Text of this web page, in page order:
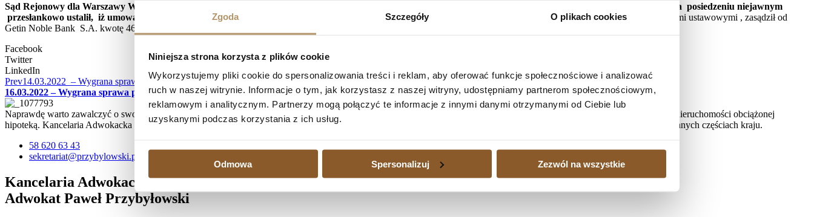
Zgoda Szczegóły O plikach cookies
Niniejsza strona korzysta z plików cookie
Wykorzystujemy pliki cookie do spersonalizowania treści i reklam, aby oferować funkcje społecznościowe i analizować
ruch w naszej witrynie. Informacje o tym, jak korzystasz z naszej witryny, udostępniamy partnerom społecznościowym,
reklamowym i analitycznym. Partnerzy mogą połączyć te informacje z innymi danymi otrzymanymi od Ciebie lub
uzyskanymi podczas korzystania z ich usług.
Odmowa Spersonalizuj Zezwól na wszystkie
Sąd Rejonowy dla Warszawy Woli w Warszawie I Wydział Cywilny , referent SSR Monika Borowska wyrokiem z dnia 14.03.2022 r. (sygn. akt: I C 1066/19) na posiedzeniu niejawnym
przesłankowo ustalił, iż umowa kredytu zawarta z Getin Bank S.A. jest nieważna ,
zasądził od Getin Noble Bank S.A. kwotę 26262 PLN wraz z należnymi odsetkami ustawowymi , zasądził od
Getin Noble Bank S.A. kwotę 4617 PLN tytułem zwrotu kosztów procesu.
Facebook
Twitter
LinkedIn
Prev14.03.2022 – Wygrana sprawa przeciwko PKO BP S.A. – umowa kredytu nieważna w całości
16.03.2022 – Wygrana sprawa przeciwko Santander Consumer Bank S.A. – umowa kredytu nieważna w całościNastępny
Naprawdę warto zawalczyć o swoje prawa, zwłaszcza, jeśli spłata kredytu waloryzowanego do waluty jest dużym obciążeniem, a także wtedy, gdy istnieje potrzeba sprzedaży nieruchomości obciążonej
hipoteką. Kancelaria Adwokacka działa na terenie Trójmiasta, ale zajmujemy się również sprawami kredytów waloryzowanych do walut udzielonych kredytobiorcom także w innych częściach kraju.
58 620 63 43
sekretariat@przybylowski.pl
Kancelaria Adwokacka
Adwokat Paweł Przybyłowski